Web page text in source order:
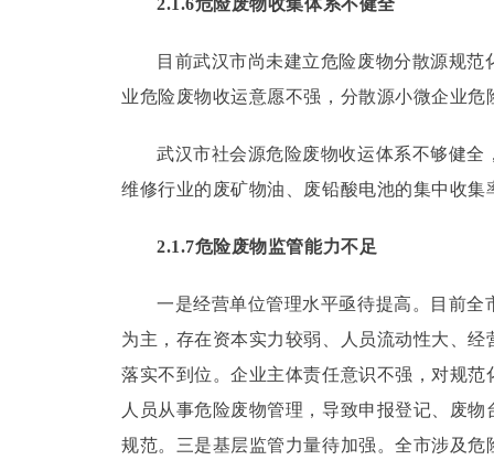
2.1.6危险废物收集体系不健全
目前武汉市尚未建立危险废物分散源规
业危险废物收运意愿不强，分散源小微企业
武汉市社会源危险废物收运体系不够健
维修行业的废矿物油、废铅酸电池的集中收集
2.1.7危险废物监管能力不足
一是经营单位管理水平亟待提高。
目前全
为主，存在资本实力较弱、人员流动性大、
落实不到位。企业主体责任意识不强，对规范
人员从事危险废物管理，导致申报登记、废
规范。 三是基层监管力量待加强。全市涉及危